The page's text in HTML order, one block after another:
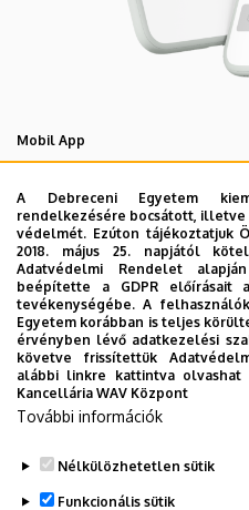
Mobil App
UD
Engedd meg, hogy
Egyetem új applikációját,
készített. Az alkalmazás
segítsünk eligazodni az
tanulmányaiddal
információkat biztosítsunk,
évek során felmerülő
kapcsolatban, továbbá
és Debrecen város kulturális
A Debreceni Egyetem
rendelkezésére bocsátott,
védelmét. Ezúton tájékoztatjuk
2018. május 25. napjától
Adatvédelmi Rendelet
beépítette a GDPR előírásait
tevékenységébe. A
Egyetem korábban is teljes
érvényben lévő adatkezelési
követve frissítettük
alábbi linkre kattintva
Kancellária WAV Központ
További információk
Nélkülözhetetlen sütik
Funkcionális sütik